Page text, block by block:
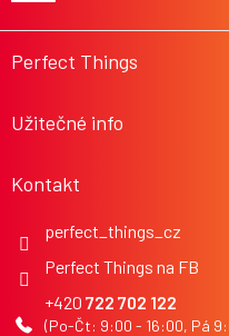
t
Perfect Things
Užitečné info
Kontakt
722 702 122
Perfect Things na FB
perfect_things_cz